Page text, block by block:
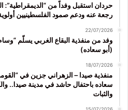
حردان استقبل وفداً من “الديمقراطية”:
رجعة عنه ودعم صمود الفلسطينيين أولوية
22/07/2026
وفد من منفذية البقاع الغربي يسلّم
(أبو سعاده)
18/07/2026
منفذية صيدا – الزهراني جزين في
سعاده باحتفال حاشد في مدينة صيدا..
والثبات